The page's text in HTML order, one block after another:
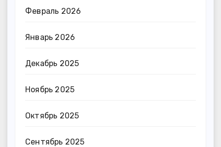
Февраль 2026
Январь 2026
Декабрь 2025
Ноябрь 2025
Октябрь 2025
Сентябрь 2025